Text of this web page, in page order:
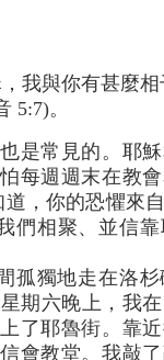
我與你有甚麼
5:7)。
是常見的。耶
每週週末在教
，你的恐懼來
們相聚、並信
孤獨地走在洛
期六晚上，我
了耶魯街。靠
會教堂。我敲